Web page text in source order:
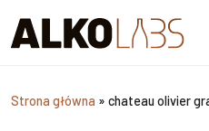
Strona główna » chateau olivier